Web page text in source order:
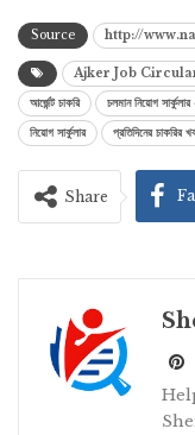
Source http://
Ajker Job
আর্জেন্ট চাকরি
চলমান নিয়োগ
নিয়োগ সার্কুলার
প্রতিদিনের চাকরির
Share